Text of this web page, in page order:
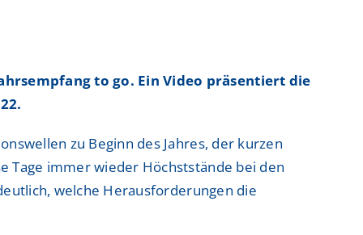
to go. Ein Video präsentiert die
zu Beginn des Jahres, der kurzen
Tage immer wieder Höchststände bei den
welche Herausforderungen die